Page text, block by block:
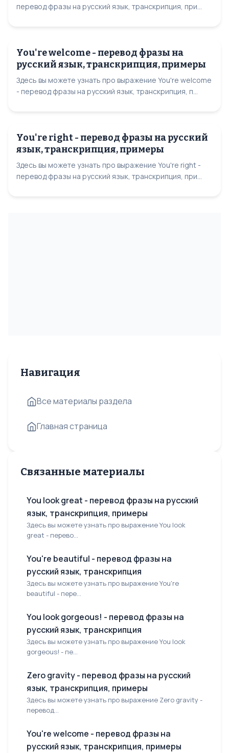
перевод фразы на русский язык, транскрипция, при...
You're welcome - перевод фразы на
русский язык, транскрипция, примеры
Здесь вы можете узнать про выражение You're welcome
- перевод фразы на русский язык, транскрипция, п...
You're right - перевод фразы на русский
язык, транскрипция, примеры
Здесь вы можете узнать про выражение You're right -
перевод фразы на русский язык, транскрипция, при...
Навигация
Все материалы раздела
Главная страница
Связанные материалы
You look great - перевод фразы на русский
язык, транскрипция, примеры
Здесь вы можете узнать про выражение You look
great - перево...
You're beautiful - перевод фразы на
русский язык, транскрипция
Здесь вы можете узнать про выражение You're
beautiful - пере...
You look gorgeous! - перевод фразы на
русский язык, транскрипция
Здесь вы можете узнать про выражение You look
gorgeous! - пе...
Zero gravity - перевод фразы на русский
язык, транскрипция, примеры
Здесь вы можете узнать про выражение Zero gravity -
перевод...
You're welcome - перевод фразы на
русский язык, транскрипция, примеры